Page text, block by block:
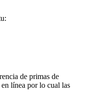
de primas de
línea por lo cual las